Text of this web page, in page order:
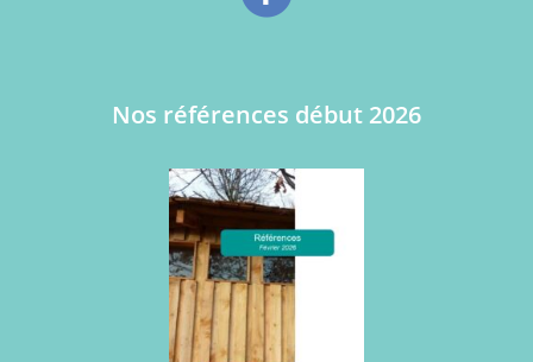
Nos références début 2026